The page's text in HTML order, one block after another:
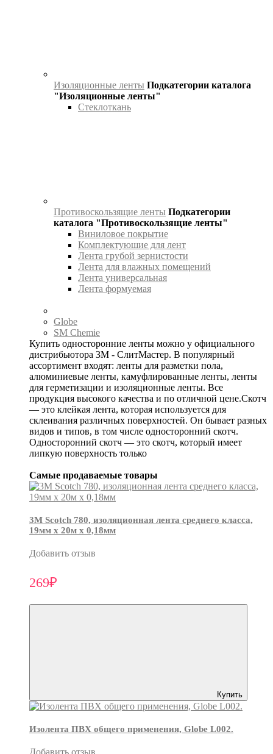
Изоляционные ленты Подкатегории каталога
"Изоляционные ленты"
Стеклоткань
Противоскользящие ленты Подкатегории
каталога "Противоскользящие ленты"
Виниловое покрытие
Комплектуюшие для лент
Лента грубой зернистости
Лента для влажных помещений
Лента универсальная
Лента формуемая
Globe
SM Chemie
Купить односторонние ленты можно у официального
дистрибьютора 3М - СлитМастер. В популярный
ассортимент входят: ленты для разметки пола,
алюминиевые ленты, камуфлированные ленты, ленты
для герметизации и изоляционные ленты. Все
продукция высокого качества и по отличной цене.Скотч
— это клейкая лента, которая используется для
склеивания различных поверхностей. Он бывает разных
видов и типов, в том числе односторонний скотч.
Односторонний скотч — это скотч, который имеет
липкую поверхность только
Самые продаваемые товары
3М Scotch 780, изоляционная лента среднего класса,
19мм х 20м х 0,18мм
Добавить отзыв
269₽
Купить
Изолента ПВХ общего применения, Globe L002.
Добавить отзыв